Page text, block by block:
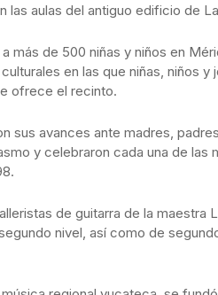
las aulas del antiguo edificio de
más de 500 niñas y niños en
en las que niñas, niños y
ofrece el recinto.
sus avances ante madres,
y celebraron cada una de las
de guitarra de la maestra
nivel, así como de